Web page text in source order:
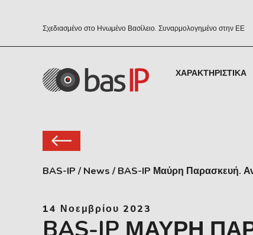
Σχεδιασμένο στο Ηνωμένο Βασίλειο. Συναρμολογημένο στην ΕΕ
ΧΑΡΑΚΤΗΡΙΣΤΙΚΆ
BAS-IP / News / BAS-IP Μαύρη Παρασκευή.
14 Νοεμβρίου 2023